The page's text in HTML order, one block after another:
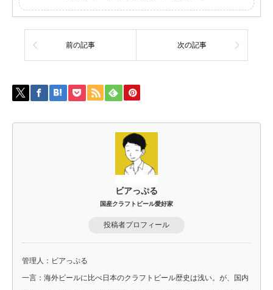
前の記事 次の記事
ビアっぷる
国産クラフトビール愛好家
投稿者プロフィール
管理人：ビアっぷる
一言：海外ビールに比べ日本のクラフトビール歴史は浅い。が、国内